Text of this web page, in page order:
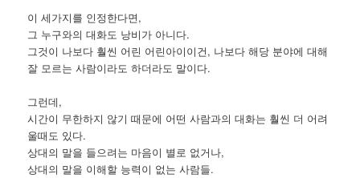
이 세가지를 인정한다면,
그 누구와의 대화도 낭비가 아니다.
그것이 나보다 훨씬 어린 어린아이이건, 나보다 해당 분야에 대해
잘 모르는 사람이라도 하더라도 말이다.
그런데,
시간이 무한하지 않기 때문에 어떤 사람과의 대화는 훨씬 더 어려
울때도 있다.
상대의 말을 들으려는 마음이 별로 없거나,
상대의 말을 이해할 능력이 없는 사람들.